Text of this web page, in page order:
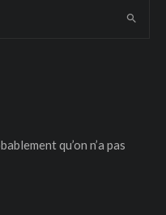
qu’on n’a pas